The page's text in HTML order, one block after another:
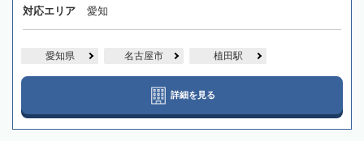
対応エリア 愛知
愛知県 名古屋市 植田駅
詳細を見る